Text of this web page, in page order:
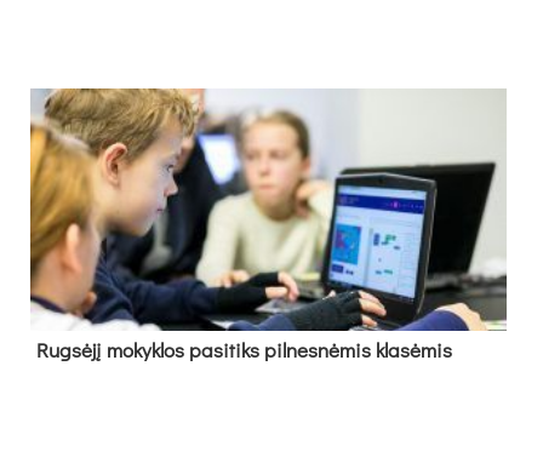
Rug­sė­jį mo­kyk­los pa­si­tiks pil­nes­nė­mis kla­sė­mis